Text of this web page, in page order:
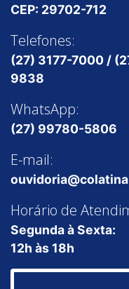
CEP: 29702-712
Telefones:
(27) 3177-7000 /
9838
WhatsApp:
(27) 99780-5806
E-mail:
Horário de
Segunda à Sexta:
12h às 18h